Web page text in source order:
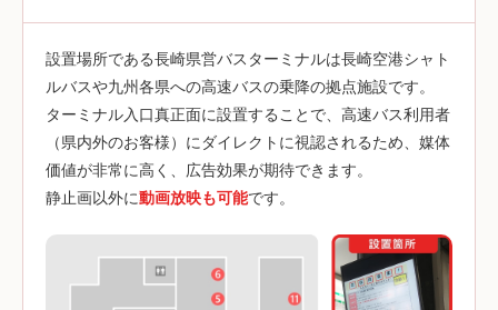
設置場所である長崎県営バスターミナルは長崎空港シャト
ルバスや九州各県への高速バスの乗降の拠点施設です。
ターミナル入口真正面に設置することで、高速バス利用者
（県内外のお客様）にダイレクトに視認されるため、媒体
価値が非常に高く、広告効果が期待できます。
静止画以外に動画放映も可能です。